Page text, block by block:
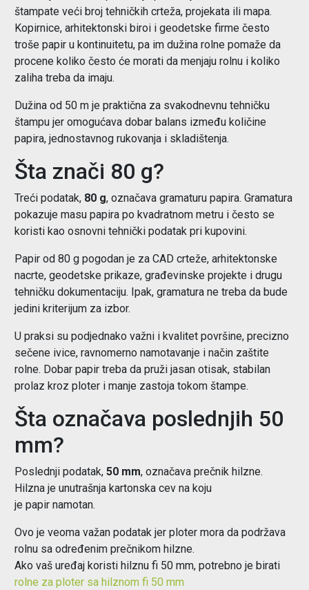
štampate veći broj tehničkih crteža, projekata ili mapa.
Kopirnice, arhitektonski biroi i geodetske firme često
troše papir u kontinuitetu, pa im dužina rolne pomaže da
procene koliko često će morati da menjaju rolnu i koliko
zaliha treba da imaju.
Dužina od 50 m je praktična za svakodnevnu tehničku
štampu jer omogućava dobar balans između količine
papira, jednostavnog rukovanja i skladištenja.
Šta znači 80 g?
Treći podatak, 80 g, označava gramaturu papira. Gramatura
pokazuje masu papira po kvadratnom metru i često se
koristi kao osnovni tehnički podatak pri kupovini.
Papir od 80 g pogodan je za CAD crteže, arhitektonske
nacrte, geodetske prikaze, građevinske projekte i drugu
tehničku dokumentaciju. Ipak, gramatura ne treba da bude
jedini kriterijum za izbor.
U praksi su podjednako važni i kvalitet površine, precizno
sečene ivice, ravnomerno namotavanje i način zaštite
rolne. Dobar papir treba da pruži jasan otisak, stabilan
prolaz kroz ploter i manje zastoja tokom štampe.
Šta označava poslednjih 50
mm?
Poslednji podatak, 50 mm, označava prečnik hilzne.
Hilzna je unutrašnja kartonska cev na koju
je papir namotan.
Ovo je veoma važan podatak jer ploter mora da podržava
rolnu sa određenim prečnikom hilzne.
Ako vaš uređaj koristi hilznu fi 50 mm, potrebno je birati
rolne za ploter sa hilznom fi 50 mm